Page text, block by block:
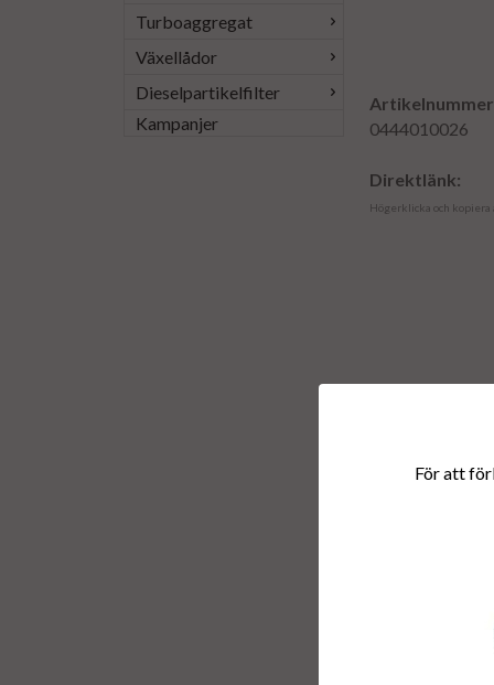
Turboaggregat
Växellådor
Dieselpartikelfilter
Kampanjer
0444010026
Direktlänk:
Högerklicka och kopiera
För att